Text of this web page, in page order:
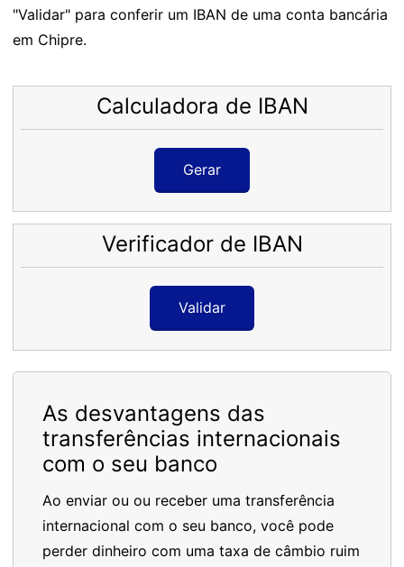
"Validar" para conferir um IBAN de uma conta bancária
em Chipre.
Calculadora de IBAN
Gerar
Verificador de IBAN
Validar
As desvantagens das
transferências internacionais
com o seu banco
Ao enviar ou ou receber uma transferência
internacional com o seu banco, você pode
perder dinheiro com uma taxa de câmbio ruim